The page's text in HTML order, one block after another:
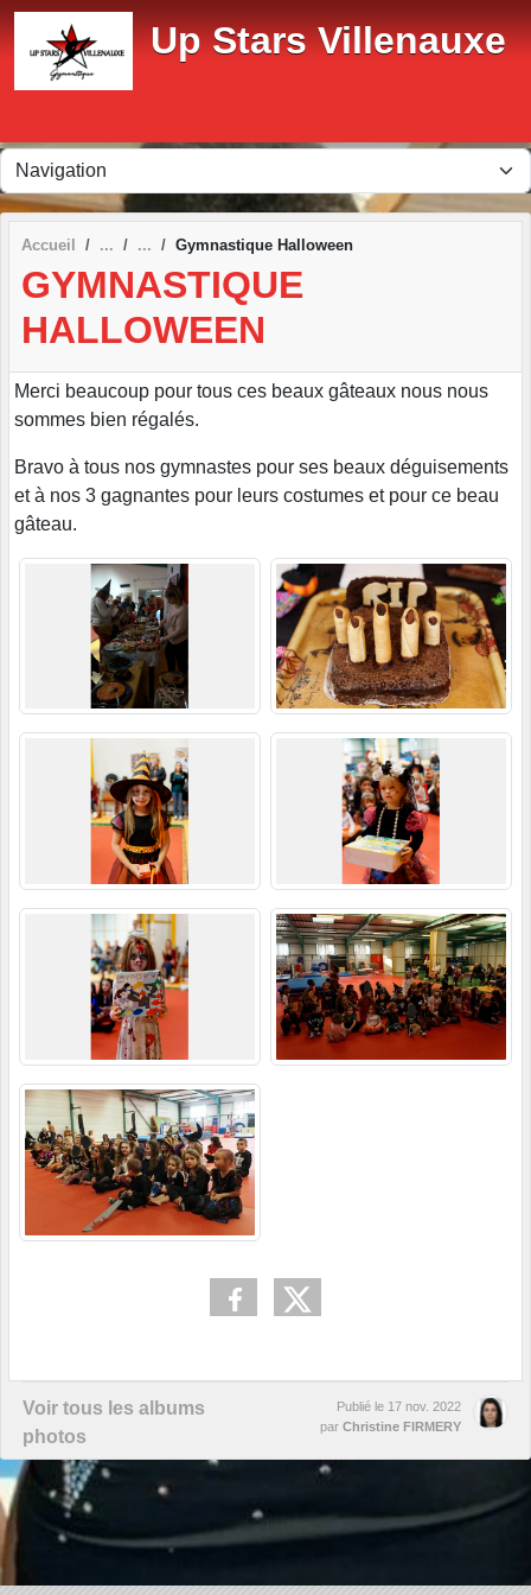
Up Stars Villenauxe
Accueil Gymnastique Halloween
GYMNASTIQUE
HALLOWEEN
Merci beaucoup pour tous ces beaux gâteaux nous nous
sommes bien régalés.
Bravo à tous nos gymnastes pour ses beaux déguisements
et à nos 3 gagnantes pour leurs costumes et pour ce beau
gâteau.
Voir tous les albums
photos
Publié le 17 nov. 2022
par Christine FIRMERY
Panneau de gestion des cookies